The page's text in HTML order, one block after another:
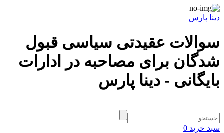
دینا پارس
سوالات عقیدتی سیاسی قبول
شدگان برای مصاحبه در ادارات
بایگانی - دینا پارس
سبد خرید 0